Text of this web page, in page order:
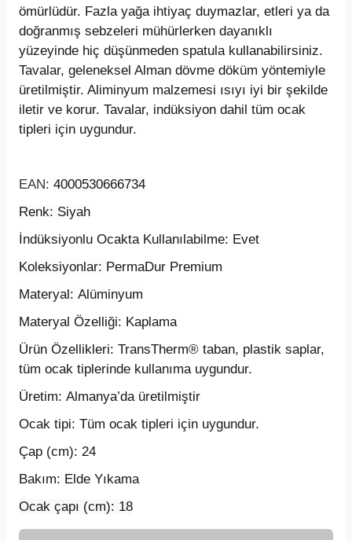
ömürlüdür. Fazla yağa ihtiyaç duymazlar, etleri ya da
doğranmış sebzeleri mühürlerken dayanıklı
yüzeyinde hiç düşünmeden spatula kullanabilirsiniz.
Tavalar, geleneksel Alman dövme döküm yöntemiyle
üretilmiştir. Aliminyum malzemesi ısıyı iyi bir şekilde
iletir ve korur. Tavalar, indüksiyon dahil tüm ocak
tipleri için uygundur.
EAN: 4000530666734
Renk: Siyah
İndüksiyonlu Ocakta Kullanılabilme: Evet
Koleksiyonlar: PermaDur Premium
Materyal: Alüminyum
Materyal Özelliği: Kaplama
Ürün Özellikleri: TransTherm® taban, plastik saplar,
tüm ocak tiplerinde kullanıma uygundur.
Üretim: Almanya’da üretilmiştir
Ocak tipi: Tüm ocak tipleri için uygundur.
Çap (cm): 24
Bakım: Elde Yıkama
Ocak çapı (cm): 18